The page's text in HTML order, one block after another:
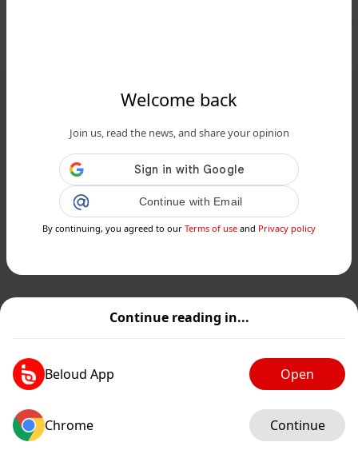
Continue reading in...
Beloud App Open
Chrome Continue
Welcome back
Join us, read the news, and share your opinion
Continue with Email
By continuing, you agreed to our Terms of use and Privacy policy